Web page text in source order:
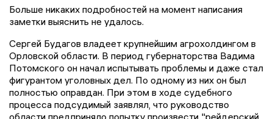
Больше никаких подробностей на момент написания
заметки выяснить не удалось.
Сергей Будагов владеет крупнейшим агрохолдингом в
Орловской области. В период губернаторства Вадима
Потомского он начал испытывать проблемы и даже стал
фигурантом уголовных дел. По одному из них он был
полностью оправдан. При этом в ходе судебного
процесса подсудимый заявлял, что руководство